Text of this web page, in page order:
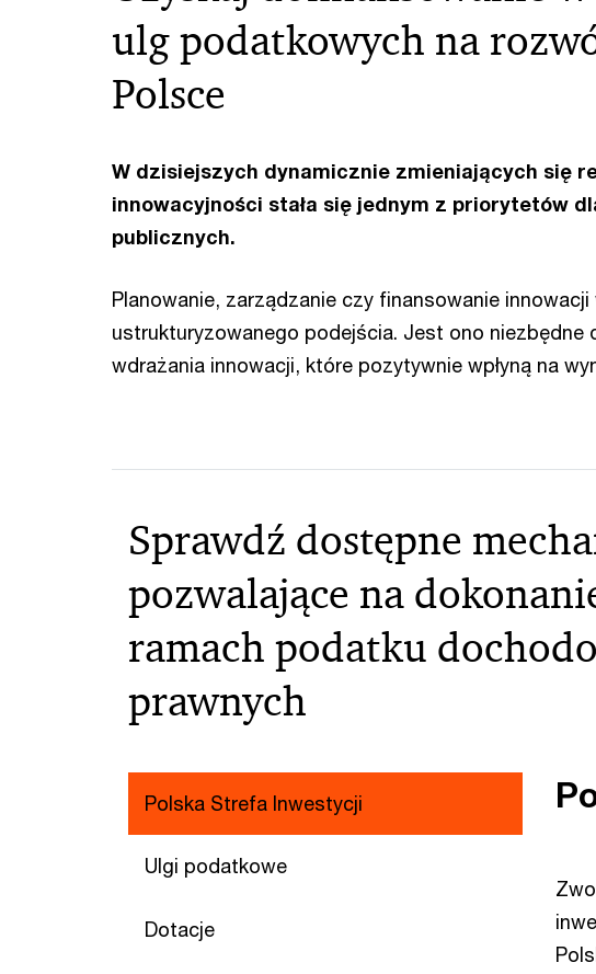
ulg podatkowych na
Polsce
W dzisiejszych dynamicznie zmieniających się
innowacyjności stała się jednym z priorytetów
publicznych.
Planowanie, zarządzanie czy finansowanie
ustrukturyzowanego podejścia. Jest ono niezbędne
wdrażania innowacji, które pozytywnie wpłyną na
Sprawdź dostępne
pozwalające na
ramach podatku
prawnych
Polska Strefa Inwestycji
Ulgi podatkowe
Dotacje